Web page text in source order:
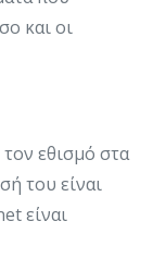
και οι
εθισμό στα
του είναι
είναι